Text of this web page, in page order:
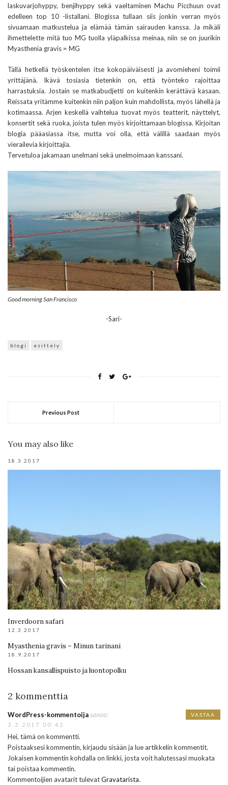
laskuvarjohyppy, benjihyppy sekä vaeltaminen Machu Picchuun ovat
edelleen top 10 -listallani. Blogissa tullaan siis jonkin verran myös
sivuamaan matkustelua ja elämää tämän sairauden kanssa. Ja mikäli
ihmettelette mitä tuo MG tuolla yläpalkissa meinaa, niin se on juurikin
Myasthenia gravis = MG
Tällä hetkellä työskentelen itse kokopäiväisesti ja avomieheni toimii
yrittäjänä. Ikävä tosiasia tietenkin on, että työnteko rajoittaa
harrastuksia. Jostain se matkabudjetti on kuitenkin kerättävä kasaan.
Reissata yritämme kuitenkin niin paljon kuin mahdollista, myös lähellä ja
kotimaassa. Arjen keskellä vaihtelua tuovat myös teatterit, näyttelyt,
konsertit sekä ruoka, joista tulen myös kirjoittamaan blogissa. Kirjoitan
blogia pääasiassa itse, mutta voi olla, että välillä saadaan myös
vierailevia kirjoittajia.
Tervetuloa jakamaan unelmani sekä unelmoimaan kanssani.
Good morning San Francisco
-Sari-
blogi esittely
Previous Post
You may also like
18.3.2017
Inverdoorn safari
12.3.2017
Myasthenia gravis – Minun tarinani
18.9.2017
Hossan kansallispuisto ja luontopolku
2 kommenttia
WordPress-kommentoijasanoo:
3.3.2017 00:42
Hei, tämä on kommentti.
Poistaaksesi kommentin, kirjaudu sisään ja lue artikkelin kommentit.
Jokaisen kommentin kohdalla on linkki, josta voit halutessasi muokata
tai poistaa kommentin.
Kommentoijien avatarit tulevatGravatarista.
VASTAA